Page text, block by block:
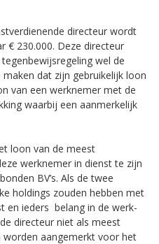
directeur wordt
€ 230.000. Deze directeur
wel de
dat zijn gebruikelijk loon
van een werknemer met de
waarbij een aanmerkelijk
loon van de meest
werknemer in dienst te zijn
BV’s. Als de twee
holdings zouden hebben met
en ieders belang in de werk-
directeur niet als meest
worden aangemerkt voor het